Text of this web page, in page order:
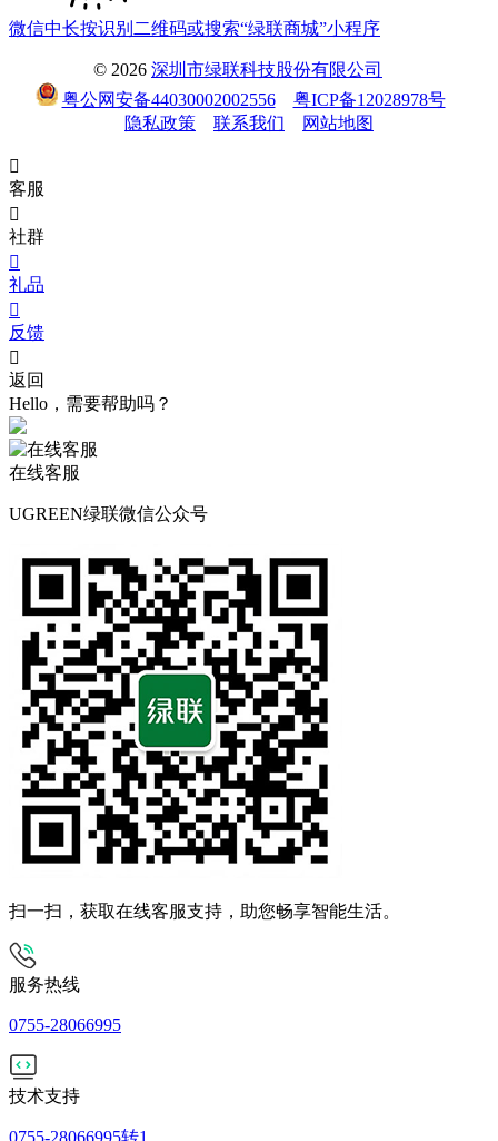
微信中长按识别二维码或搜索“绿联商城”小程序
© 2026 深圳市绿联科技股份有限公司
粤公网安备44030002002556
粤ICP备12028978号
隐私政策
联系我们 网站地图

客服

社群

礼品

反馈

返回
Hello，需要帮助吗？
在线客服
UGREEN绿联微信公众号
扫一扫，获取在线客服支持，助您畅享智能生活。
服务热线
0755-28066995
技术支持
0755-28066995转1